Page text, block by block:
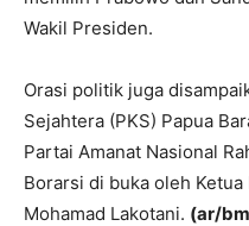
Wakil Presiden.
Orasi politik juga
Sejahtera (PKS) Papua
Partai Amanat Nasional
Borarsi di buka oleh
Mohamad Lakotani. (ar/